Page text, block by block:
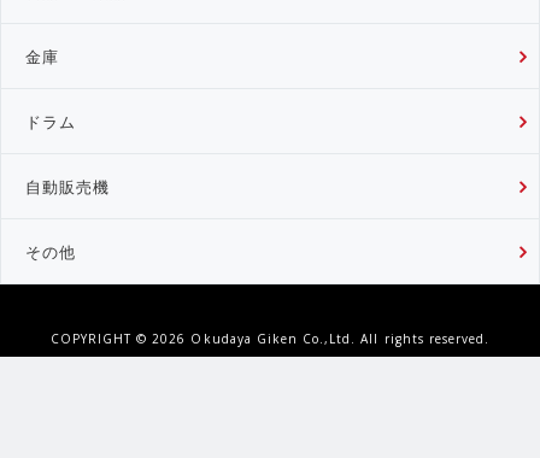
金庫
ドラム
自動販売機
その他
COPYRIGHT © 2026 Okudaya Giken Co.,Ltd. All rights reserved.